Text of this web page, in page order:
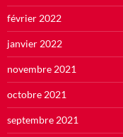
février 2022
janvier 2022
novembre 2021
octobre 2021
septembre 2021